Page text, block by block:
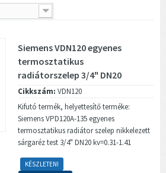
Siemens VDN120 egyenes
termosztatikus
radiátorszelep 3/4" DN20
Cikkszám: VDN120
Kifutó termék, helyettesítő terméke:
Siemens VPD120A-135 egyenes
termosztatikus radiátor szelep nikkelezett
sárgaréz test 3/4" DN20 kv=0.31-1.41
KÉSZLETEN!